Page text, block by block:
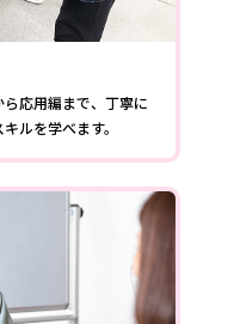
応用編まで、丁寧に
ルを学べます。